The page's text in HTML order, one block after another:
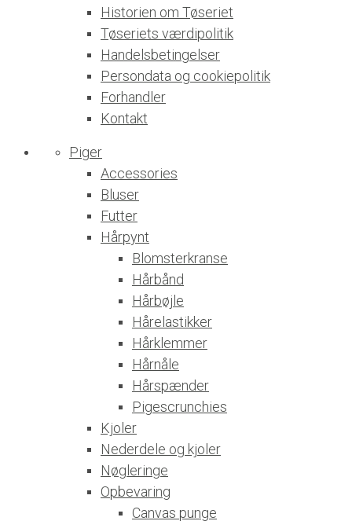
Historien om Tøseriet
Tøseriets værdipolitik
Handelsbetingelser
Persondata og cookiepolitik
Forhandler
Kontakt
Piger
Accessories
Bluser
Futter
Hårpynt
Blomsterkranse
Hårbånd
Hårbøjle
Hårelastikker
Hårklemmer
Hårnåle
Hårspænder
Pigescrunchies
Kjoler
Nederdele og kjoler
Nøgleringe
Opbevaring
Canvas punge